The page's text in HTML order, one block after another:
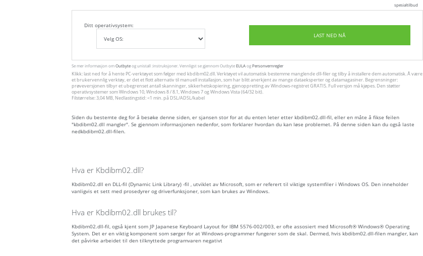
spesialtilbud
Ditt operativsystem:
LAST NED NÅ
Se mer informasjon omOutbyteog unistall :instruksjoner. Vennligst se gjennom OutbyteEULAogPersonvernregler
Klikk: last ned for å hente PC-verktøyet som følger med kbdibm02.dll. Verktøyet vil automatisk bestemme manglende dll-filer og tilby å installere dem automatisk. Å være
et brukervennlig verktøy, er det et flott alternativ til manuell installasjon, som har blitt anerkjent av mange dataeksperter og datamagasiner. Begrensninger:
prøveversjonen tilbyr et ubegrenset antall skanninger, sikkerhetskopiering, gjenoppretting av Windows-registret GRATIS. Full versjon må kjøpes. Den støtter
operativsystemer som Windows 10, Windows 8 / 8.1, Windows 7 og Windows Vista (64/32 bit).
Filstørrelse: 3,04 MB, Nedlastingstid: <1 min. på DSL/ADSL/kabel
Siden du bestemte deg for å besøke denne siden, er sjansen stor for at du enten leter etter kbdibm02.dll-fil, eller en måte å fikse feilen
"kbdibm02.dll mangler". Se gjennom informasjonen nedenfor, som forklarer hvordan du kan løse problemet. På denne siden kan du også laste
nedkbdibm02.dll-filen.
Hva er Kbdibm02.dll?
Kbdibm02.dll en DLL-fil (Dynamic Link Library) -fil , utviklet av Microsoft, som er referert til viktige systemfiler i Windows OS. Den inneholder
vanligvis et sett med prosedyrer og driverfunksjoner, som kan brukes av Windows.
Hva er Kbdibm02.dll brukes til?
Kbdibm02.dll-fil, også kjent som JP Japanese Keyboard Layout for IBM 5576-002/003, er ofte assosiert med Microsoft® Windows® Operating
System. Det er en viktig komponent som sørger for at Windows-programmer fungerer som de skal. Dermed, hvis kbdibm02.dll-filen mangler, kan
det påvirke arbeidet til den tilknyttede programvaren negativt